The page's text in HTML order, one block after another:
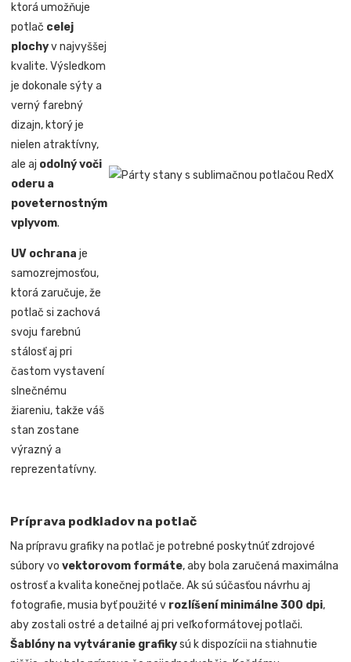
ktorá umožňuje
potlač celej
plochyv najvyššej
kvalite. Výsledkom
je dokonale sýty a
verný farebný
dizajn, ktorý je
nielen atraktívny,
ale aj odolný voči
oderu a
poveternostným
vplyvom.
UV ochrana je
samozrejmosťou,
ktorá zaručuje, že
potlač si zachová
svoju farebnú
stálosť aj pri
častom vystavení
slnečnému
žiareniu, takže váš
stan zostane
výrazný a
reprezentatívny.
Príprava podkladov na potlač
Na prípravu grafiky na potlač je potrebné poskytnúť zdrojové
súbory vovektorovom formáte, aby bola zaručená maximálna
ostrosť a kvalita konečnej potlače. Ak sú súčasťou návrhu aj
fotografie, musia byť použité v rozlíšení minimálne 300 dpi,
aby zostali ostré a detailné aj pri veľkoformátovej potlači.
Šablóny na vytváranie grafikysú k dispozícii na stiahnutie